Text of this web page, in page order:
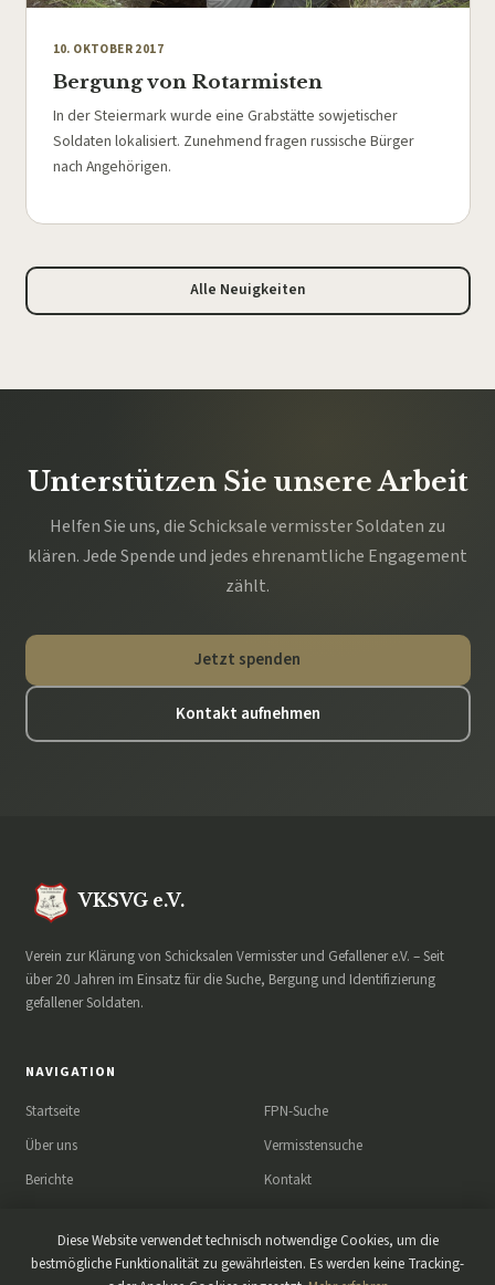
10. OKTOBER 2017
Bergung von Rotarmisten
In der Steiermark wurde eine Grabstätte sowjetischer
Soldaten lokalisiert. Zunehmend fragen russische Bürger
nach Angehörigen.
Alle Neuigkeiten
Unterstützen Sie unsere Arbeit
Helfen Sie uns, die Schicksale vermisster Soldaten zu
klären. Jede Spende und jedes ehrenamtliche Engagement
zählt.
Jetzt spenden
Kontakt aufnehmen
VKSVG e.V.
Verein zur Klärung von Schicksalen Vermisster und Gefallener e.V. – Seit
über 20 Jahren im Einsatz für die Suche, Bergung und Identifizierung
gefallener Soldaten.
NAVIGATION
Startseite
Über uns
Berichte
FPN-Suche
Vermisstensuche
Kontakt
Diese Website verwendet technisch notwendige Cookies, um die
bestmögliche Funktionalität zu gewährleisten. Es werden keine Tracking-